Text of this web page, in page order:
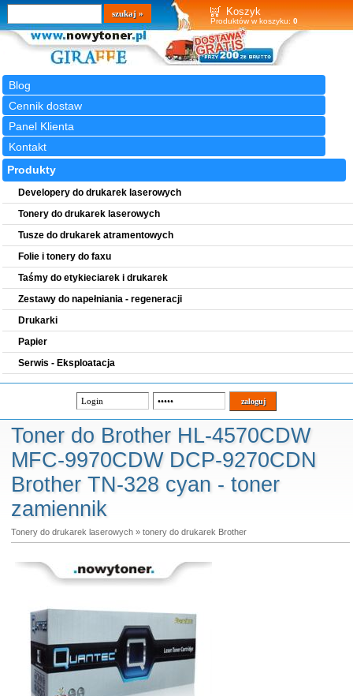
Koszyk
Produktów w koszyku: 0
Blog
Cennik dostaw
Panel Klienta
Kontakt
Wyszukiwarka
szukaj
Produkty
Developery do drukarek laserowych
Tonery do drukarek laserowych
Tusze do drukarek atramentowych
Folie i tonery do faxu
Taśmy do etykieciarek i drukarek
Zestawy do napełniania - regeneracji
Drukarki
Papier
Serwis - Eksploatacja
Toner do Brother HL-4570CDW
MFC-9970CDW DCP-9270CDN
Brother TN-328 cyan - toner
zamiennik
Tonery do drukarek laserowych» tonery do drukarek Brother